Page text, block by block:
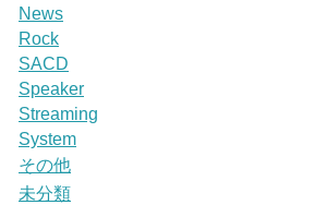
News
Rock
SACD
Speaker
Streaming
System
その他
未分類